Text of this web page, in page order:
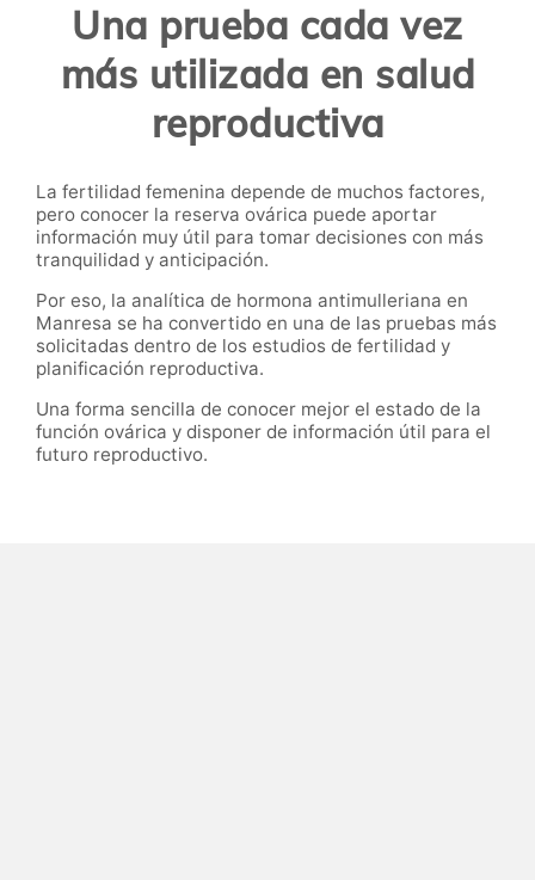
Una prueba cada vez
más utilizada en salud
reproductiva
La fertilidad femenina depende de muchos factores,
pero conocer la reserva ovárica puede aportar
información muy útil para tomar decisiones con más
tranquilidad y anticipación.
Por eso, la analítica de hormona antimulleriana en
Manresa se ha convertido en una de las pruebas más
solicitadas dentro de los estudios de fertilidad y
planificación reproductiva.
Una forma sencilla de conocer mejor el estado de la
función ovárica y disponer de información útil para el
futuro reproductivo.